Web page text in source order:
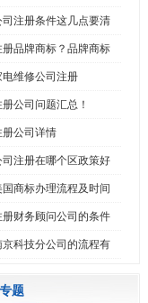
司注册条件这几点要清
册品牌商标？品牌商标
电维修公司注册
公司问题汇总！
册公司详情
司注册在哪个区政策好
商标办理流程及时间
册财务顾问公司的条件
京科技分公司的流程有
题